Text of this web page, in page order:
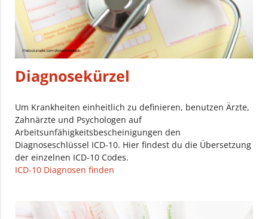
Diagnosekürzel
Um Krankheiten einheitlich zu definieren, benutzen Ärzte,
Zahnärzte und Psychologen auf
Arbeitsunfähigkeitsbescheinigungen den
Diagnoseschlüssel ICD-10. Hier findest du die Übersetzung
der einzelnen ICD-10 Codes.
ICD-10 Diagnosen finden